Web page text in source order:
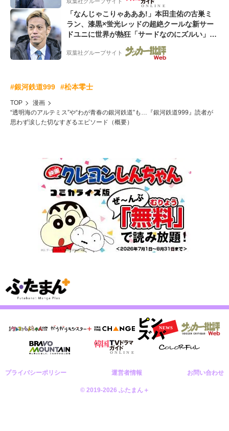
「なんじゃこりゃあああ!」本田圭佑の古巣ミ
ラン、漆黒×蛍光レッドの超絶クールな新サー
ドユニに世界が熱狂「サードなのにズルい」
「こりゃかっけえわ」
双葉社グループサイト
#銀河鉄道999 #松本零士
TOP
漫画
“透明海のアルテミス”や“わが青春の銀河鉄道”も…『銀河鉄道999』読者が
思わず涙した切なすぎるエピソード（概要）
プライバシーポリシー 運営者情報 お問い合わせ
© 2019-2026 ふたまん＋